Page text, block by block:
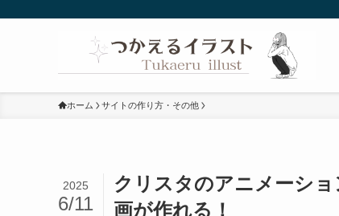
ホーム サイトの作り方・その他
クリスタのアニメーシ
画が作れる！
2025
6/11